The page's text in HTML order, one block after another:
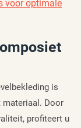
voor optimale
is
Door
profiteert u